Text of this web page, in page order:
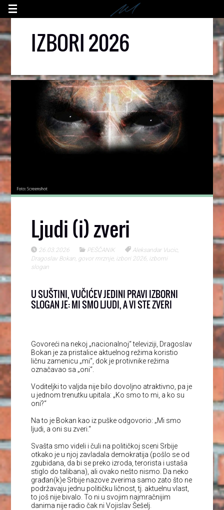
IZBORI 2026
Ljudi (i) zveri
26.03.2026 PEŠČANIK Aleksandar Vucic,
Dragoslav Bokan, govor mrznje, izbori 2026, izborni
slogan
U SUŠTINI, VUČIĆEV JEDINI PRAVI IZBORNI
SLOGAN JE: MI SMO LJUDI, A VI STE ZVERI
Govoreći na nekoj „nacionalnoj“ televiziji, Dragoslav
Bokan je za pristalice aktuelnog režima koristio
ličnu zamenicu „mi“, dok je protivnike režima
označavao sa „oni“.
Voditeljki to valjda nije bilo dovoljno atraktivno, pa je
u jednom trenutku upitala: „Ko smo to mi, a ko su
oni?“
Na to je Bokan kao iz puške odgovorio: „Mi smo
ljudi, a oni su zveri.“
Svašta smo videli i čuli na političkoj sceni Srbije
otkako je u njoj zavladala demokratija (pošlo se od
zgubidana, da bi se preko izroda, terorista i ustaša
stiglo do talibana), ali ovako nešto nismo. Da neko
građan(k)e Srbije nazove zverima samo zato što ne
podržavaju jednu političku ličnost, tj. aktuelnu vlast,
to još nije bivalo. To ni u svojim najmračnijim
danima nije radio čak ni Vojislav Šešelj.